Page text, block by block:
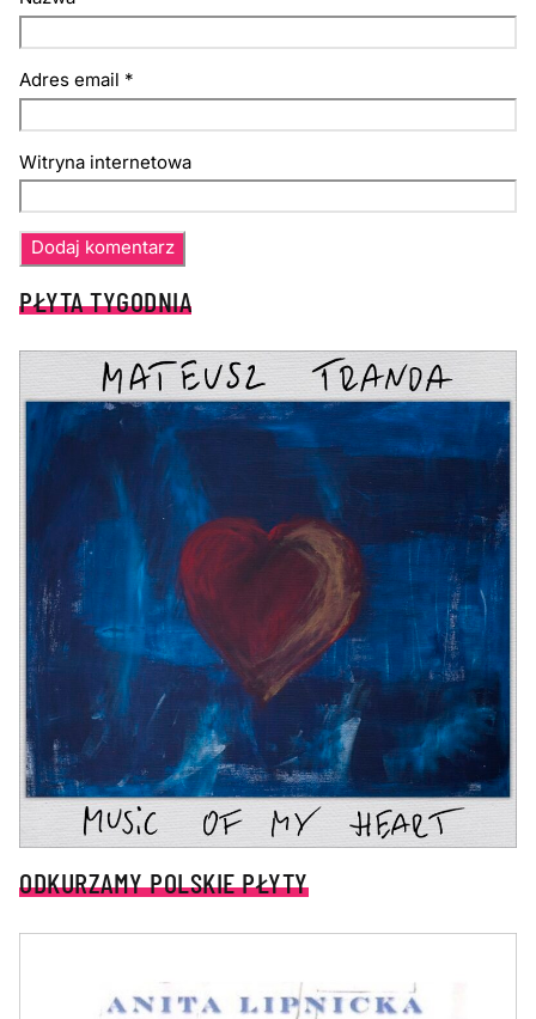
Adres email *
Witryna internetowa
PŁYTA TYGODNIA
ODKURZAMY POLSKIE PŁYTY